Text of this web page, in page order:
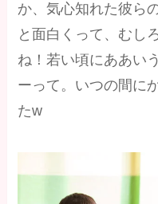
か、気心知れた彼ら
と面白くって、むし
ね！若い頃にああい
ーって。いつの間に
たw